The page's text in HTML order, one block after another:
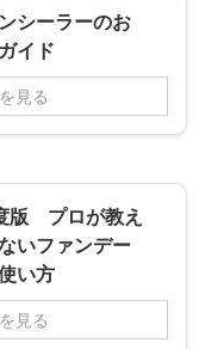
シーラーのお
イド
見る
版 プロが教え
いファンデー
い方
見る